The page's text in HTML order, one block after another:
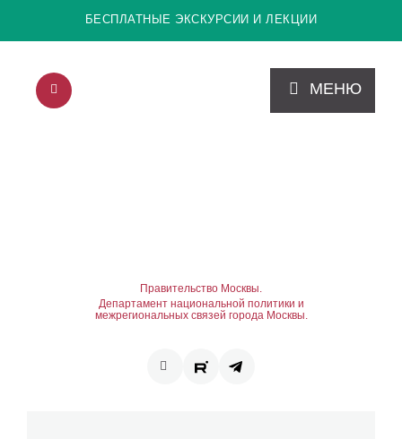
БЕСПЛАТНЫЕ ЭКСКУРСИИ И ЛЕКЦИИ
МЕНЮ
Правительство Москвы.
Департамент национальной политики и
межрегиональных связей города Москвы.